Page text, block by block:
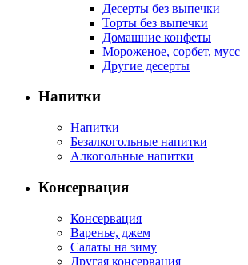
Десерты без выпечки
Торты без выпечки
Домашние конфеты
Мороженое, сорбет, мусс
Другие десерты
Напитки
Напитки
Безалкогольные напитки
Алкогольные напитки
Консервация
Консервация
Варенье, джем
Салаты на зиму
Другая консервация